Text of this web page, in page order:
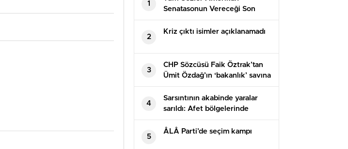
1
Senatasonun Vereceği Son
Kararda
2
Kriz çıktı isimler açıklanamadı
3
CHP Sözcüsü Faik Öztrak’tan
Ümit Özdağ’ın ‘bakanlık’ savına
yalanlama: İki protokolde de bu
türlü bir husus yok
4
Sarsıntının akabinde yaralar
sarıldı: Afet bölgelerinde
yapılan yaklaşık 45 bin konut
vatandaşlara teslim edildi
5
ÂLÂ Parti’de seçim kampı